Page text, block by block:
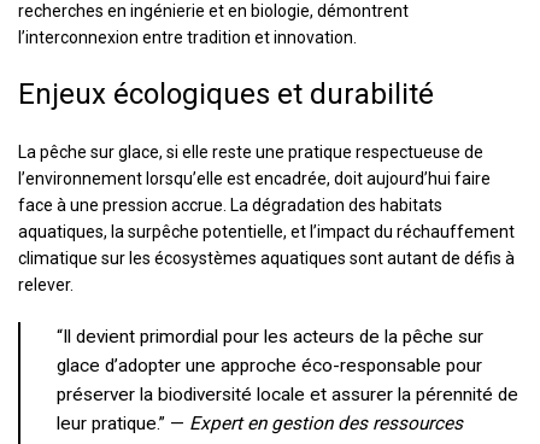
recherches en ingénierie et en biologie, démontrent
l’interconnexion entre tradition et innovation.
Enjeux écologiques et durabilité
La pêche sur glace, si elle reste une pratique respectueuse de
l’environnement lorsqu’elle est encadrée, doit aujourd’hui faire
face à une pression accrue. La dégradation des habitats
aquatiques, la surpêche potentielle, et l’impact du réchauffement
climatique sur les écosystèmes aquatiques sont autant de défis à
relever.
“Il devient primordial pour les acteurs de la pêche sur
glace d’adopter une approche éco-responsable pour
préserver la biodiversité locale et assurer la pérennité de
leur pratique.” — Expert en gestion des ressources